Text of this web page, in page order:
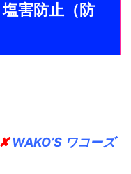
害防止（防
✘WAKO’S ワコーズ